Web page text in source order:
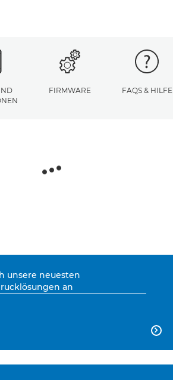
FIRMWARE FAQS & HILFE
unsere neuesten
an
